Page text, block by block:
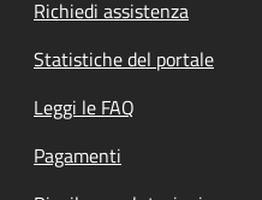
Richiedi assistenza
Statistiche del portale
Leggi le FAQ
Pagamenti